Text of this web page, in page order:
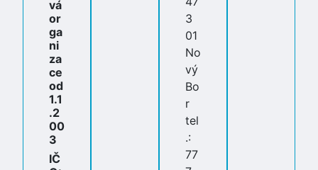
vá
or
ga
ni
za
ce
od
1.1
.2
00
3
IČ
3
01
No
vý
Bo
r
tel
.:
77